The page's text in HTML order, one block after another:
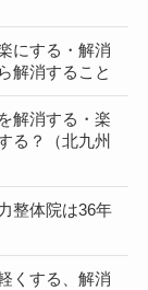
にする・解消
解消すること
解消する・楽
る？（北九州
整体院は36年
くする、解消